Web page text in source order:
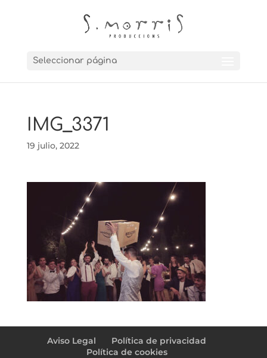
Seleccionar página
IMG_3371
19 julio, 2022
Aviso Legal
Política de privacidad
Política de cookies